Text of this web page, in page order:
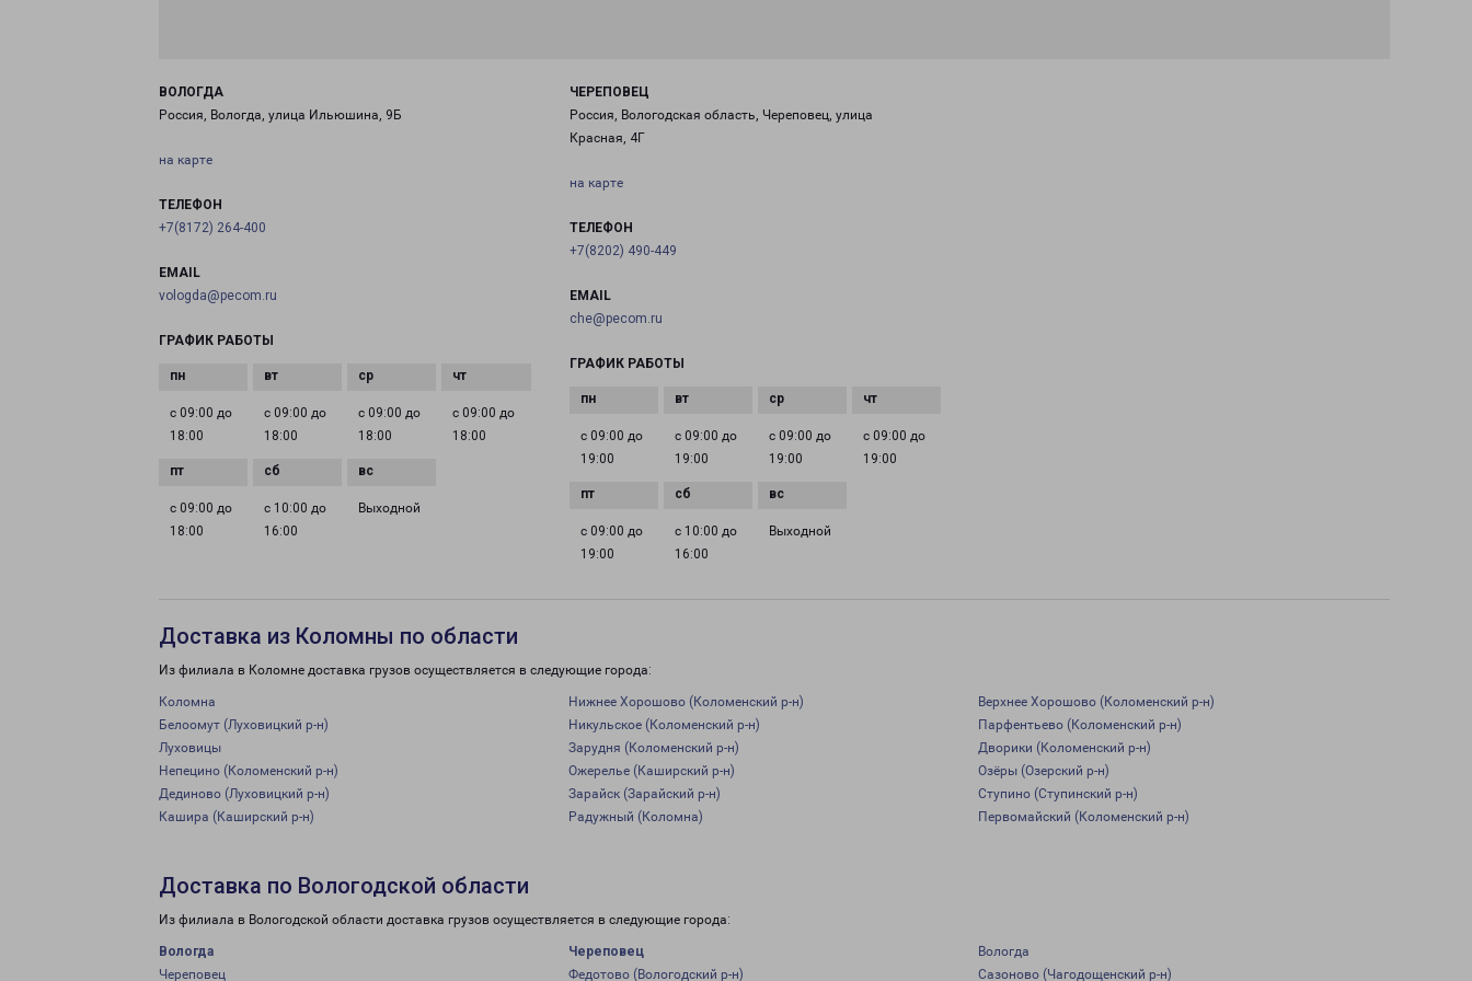
ВОЛОГДА
Россия, Вологда, улица Ильюшина, 9Б
на карте
ТЕЛЕФОН
+7(8172) 264-400
EMAIL
vologda@pecom.ru
ГРАФИК РАБОТЫ
с 09:00 до
18:00
с 09:00 до
18:00
с 09:00 до
18:00
с 09:00 до
18:00
с 09:00 до
18:00
с 10:00 до
16:00
Выходной
ЧЕРЕПОВЕЦ
Россия, Вологодская область, Череповец, улица
Красная, 4Г
на карте
ТЕЛЕФОН
+7(8202) 490-449
EMAIL
che@pecom.ru
ГРАФИК РАБОТЫ
с 09:00 до
19:00
с 09:00 до
19:00
с 09:00 до
19:00
с 09:00 до
19:00
с 09:00 до
19:00
с 10:00 до
16:00
Выходной
Доставка из Коломны по области
Из филиала в Коломне доставка грузов осуществляется в следующие города:
Коломна Нижнее Хорошово (Коломенский р-н)
Верхнее Хорошово (Коломенский р-н)
Белоомут (Луховицкий р-н)
Никульское (Коломенский р-н)
Парфентьево (Коломенский р-н)
Луховицы
Зарудня (Коломенский р-н)
Дворики (Коломенский р-н)
Непецино (Коломенский р-н)
Ожерелье (Каширский р-н)
Озёры (Озерский р-н)
Дединово (Луховицкий р-н)
Зарайск (Зарайский р-н)
Ступино (Ступинский р-н)
Кашира (Каширский р-н)
Радужный (Коломна) Первомайский (Коломенский р-н)
Доставка по Вологодской области
Из филиала в Вологодской области доставка грузов осуществляется в следующие города:
Вологда Череповец
Вологда
Череповец
Федотово (Вологодский р-н) Сазоново (Чагодощенский р-н)